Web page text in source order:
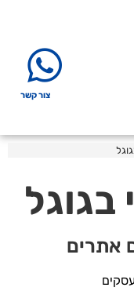
צור קשר
בגוגל
אתרים